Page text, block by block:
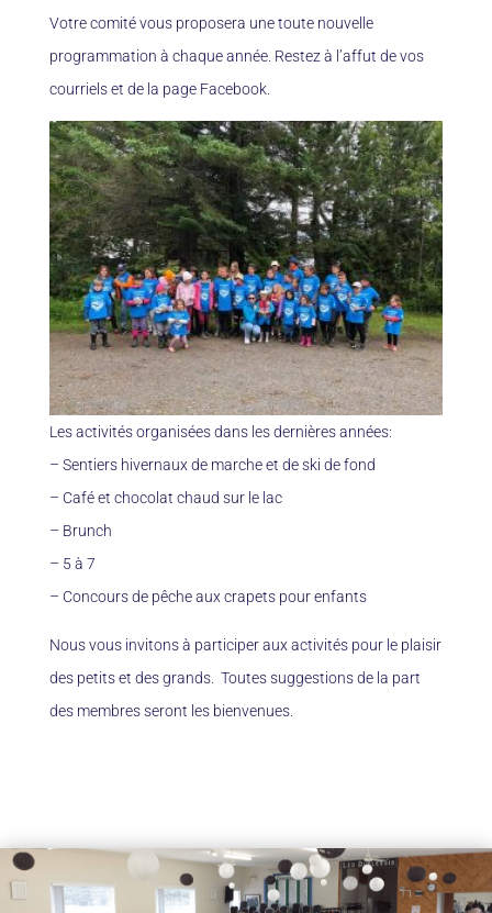
Votre comité vous proposera une toute nouvelle
programmation à chaque année. Restez à l’affut de vos
courriels et de la page Facebook.
Les activités organisées dans les dernières années:
– Sentiers hivernaux de marche et de ski de fond
– Café et chocolat chaud sur le lac
– Brunch
– 5 à 7
– Concours de pêche aux crapets pour enfants
Nous vous invitons à participer aux activités pour le plaisir
des petits et des grands. Toutes suggestions de la part
des membres seront les bienvenues.